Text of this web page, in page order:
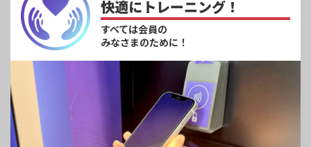
快適にトレーニング！
すべては会員の
みなさまのために！